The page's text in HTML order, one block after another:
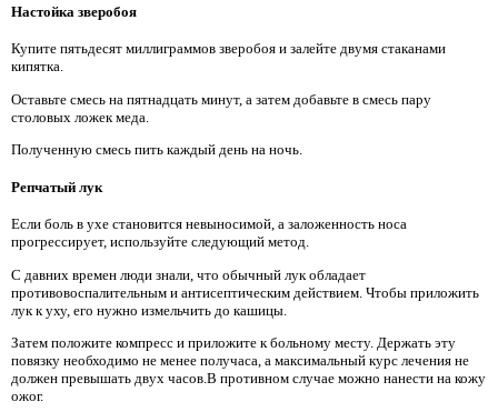
Настойка зверобоя
Купите пятьдесят миллиграммов зверобоя и залейте двумя стаканами
кипятка.
Оставьте смесь на пятнадцать минут, а затем добавьте в смесь пару
столовых ложек меда.
Полученную смесь пить каждый день на ночь.
Репчатый лук
Если боль в ухе становится невыносимой, а заложенность носа
прогрессирует, используйте следующий метод.
С давних времен люди знали, что обычный лук обладает
противовоспалительным и антисептическим действием. Чтобы приложить
лук к уху, его нужно измельчить до кашицы.
Затем положите компресс и приложите к больному месту. Держать эту
повязку необходимо не менее получаса, а максимальный курс лечения не
должен превышать двух часов.В противном случае можно нанести на кожу
ожог.